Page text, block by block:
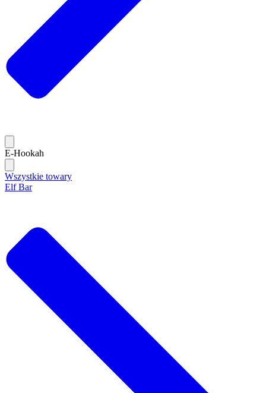
E-Hookah
Wszystkie towary
Elf Bar